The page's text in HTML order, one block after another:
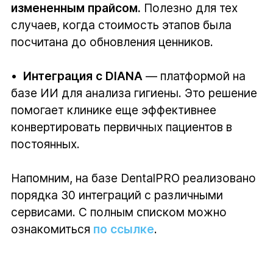
измененным прайсом. Полезно для тех
случаев, когда стоимость этапов была
посчитана до обновления ценников.
• Интеграция с DIANA— платформой на
базе ИИ для анализа гигиены. Это решение
помогает клинике еще эффективнее
конвертировать первичных пациентов в
постоянных.
Напомним, на базе DentalPRO реализовано
порядка 30 интеграций с различными
сервисами. С полным списком можно
ознакомиться по ссылке.